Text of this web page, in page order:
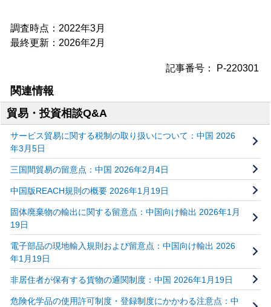
調査時点：2022年3月
最終更新：2026年2月
記事番号： P-220301
関連情報
貿易・投資相談Q&A
サービス貿易に関する税制の取り扱いについて：中国 2026
年3月5日
三国間貿易の留意点：中国 2026年2月4日
中国版REACH規則の概要 2026年1月19日
固体廃棄物の輸出に関する留意点：中国向け輸出 2026年1月
19日
電子部品の現地輸入規則および留意点：中国向け輸出 2026
年1月19日
非居住者が保有する貨物の通関制度：中国 2026年1月19日
危険化学品の使用許可制度・登録制度にかかわる注意点：中